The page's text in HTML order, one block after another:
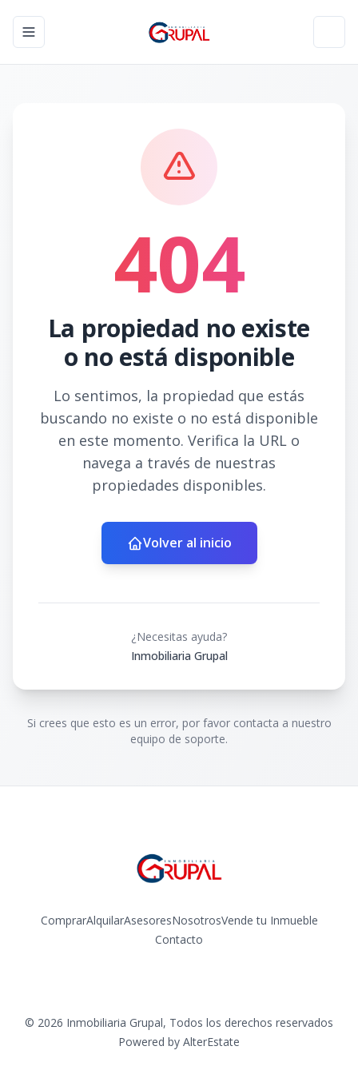
Toggle navigation menu
404
La propiedad no existe
o no está disponible
Lo sentimos, la propiedad que estás
buscando no existe o no está disponible
en este momento. Verifica la URL o
navega a través de nuestras
propiedades disponibles.
Volver al inicio
¿Necesitas ayuda?
Inmobiliaria Grupal
Si crees que esto es un error, por favor contacta a nuestro
equipo de soporte.
ComprarAlquilarAsesoresNosotrosVende tu Inmueble
Contacto
© 2026 Inmobiliaria Grupal, Todos los derechos reservados
Powered by AlterEstate